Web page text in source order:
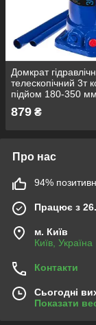
Домкрат
телескопічний 3т
підйом 180-350
Hand (IH-
879 ₴
Про нас
94%
Працює з
м. Київ
Київ, Україна
Контакти
Сьогодні
Показати